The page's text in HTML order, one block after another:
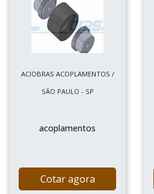
ACIOBRAS ACOPLAMENTOS /
SÃO PAULO - SP
acoplamentos
Cotar agora